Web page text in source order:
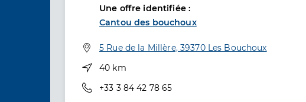
Une offre identifiée :
Cantou des bouchoux
Adresse
5 Rue de la Millère, 39370 Les Bouchoux
Distance
40 km
Téléphone
+33 3 84 42 78 65